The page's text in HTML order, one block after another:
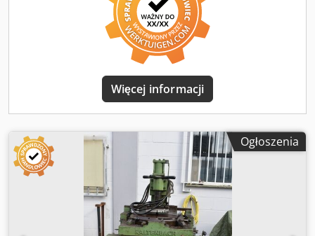
Więcej informacji
Ogłoszenia